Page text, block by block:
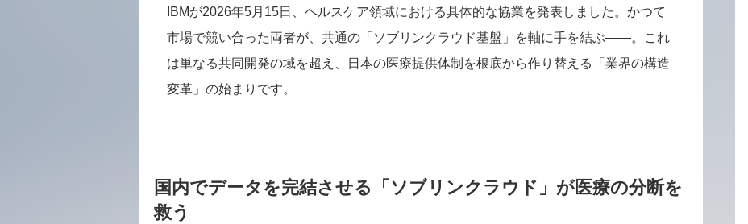
IBMが2026年5月15日、ヘルスケア領域における具体的な協業を発表しました。かつて
市場で競い合った両者が、共通の「ソブリンクラウド基盤」を軸に手を結ぶ――。これ
は単なる共同開発の域を超え、日本の医療提供体制を根底から作り替える「業界の構造
変革」の始まりです。
国内でデータを完結させる「ソブリンクラウド」が医療の分断を
救う